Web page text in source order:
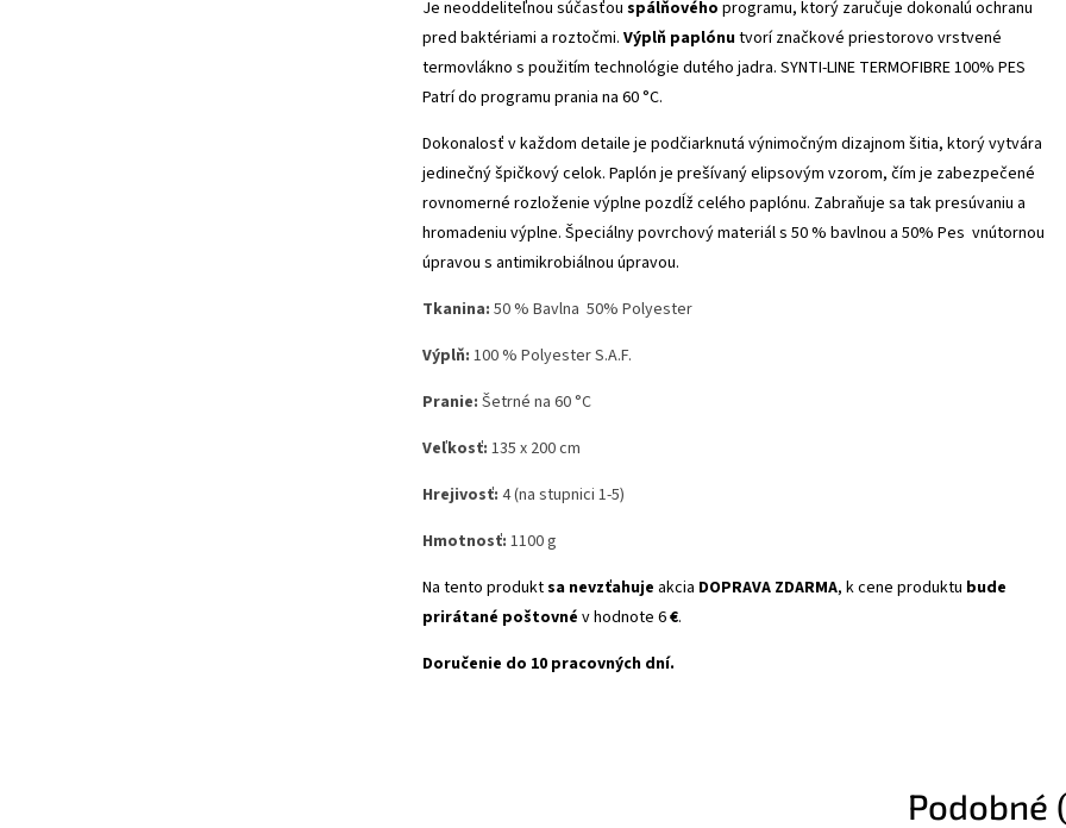
Je neoddeliteľnou súčasťou spálňového programu, ktorý zaručuje dokonalú ochranu
pred baktériami a roztočmi. Výplň paplónutvorí značkové priestorovo vrstvené
termovlákno s použitím technológie dutého jadra. SYNTI-LINE TERMOFIBRE 100% PES
Patrí do programu prania na 60 °C.
Dokonalosť v každom detaile je podčiarknutá výnimočným dizajnom šitia, ktorý vytvára
jedinečný špičkový celok. Paplón je prešívaný elipsovým vzorom, čím je zabezpečené
rovnomerné rozloženie výplne pozdĺž celého paplónu. Zabraňuje sa tak presúvaniu a
hromadeniu výplne. Špeciálny povrchový materiál s 50 % bavlnou a 50% Pes vnútornou
úpravou s antimikrobiálnou úpravou.
Tkanina: 50% Bavlna 50% Polyester
Výplň: 100 % Polyester S.A.F.
Pranie: Šetrné na 60 °C
Veľkosť: 135 x 200 cm
Hrejivosť: 4 (na stupnici 1-5)
Hmotnosť: 1100 g
Na tento produktsa nevzťahuje akcia DOPRAVA ZDARMA, k cene produktu bude
prirátané poštovné v hodnote 6€.
Doručenie do 10 pracovných dní.
Podobné